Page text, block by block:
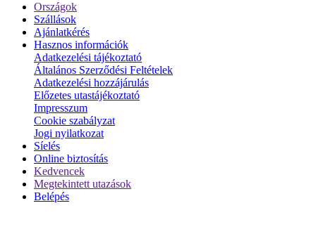
Országok
Szállások
Ajánlatkérés
Hasznos információk
Adatkezelési tájékoztató
Általános Szerződési Feltételek
Adatkezelési hozzájárulás
Előzetes utastájékoztató
Impresszum
Cookie szabályzat
Jogi nyilatkozat
Síelés
Online biztosítás
Kedvencek
Megtekintett utazások
Belépés